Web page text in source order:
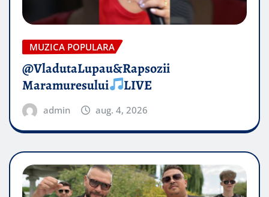
MUZICA POPULARA
@VladutaLupau&Rapsozii
Maramuresului
LIVE
admin aug. 4, 2026